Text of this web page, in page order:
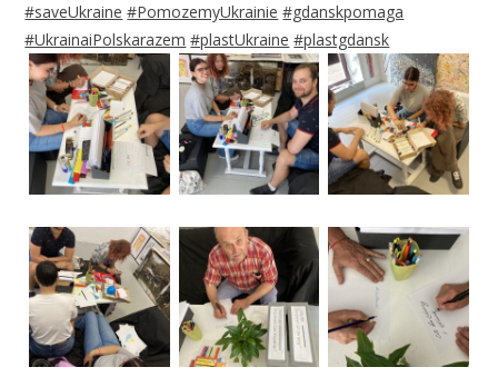
#saveUkraine #PomozemyUkrainie #gdanskpomaga
#UkrainaiPolskarazem #plastUkraine #plastgdansk